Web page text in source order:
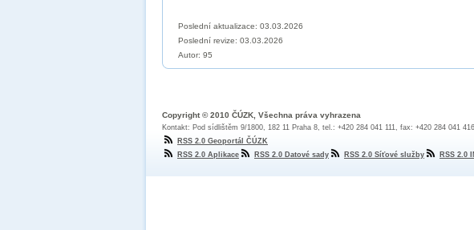
Poslední aktualizace: 03.03.2026
Poslední revize: 03.03.2026
Autor: 95
Copyright © 2010 ČÚZK, Všechna práva vyhrazena
Kontakt: Pod sídlištěm 9/1800, 182 11 Praha 8, tel.: +420 284 041 111, fax: +420 284 041
RSS 2.0 Geoportál ČÚZK
RSS 2.0 Aplikace
RSS 2.0 Datové sady RSS 2.0 Síťové služby RSS 2.0